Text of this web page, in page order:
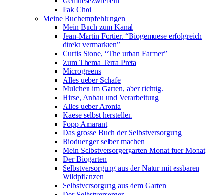
Pak Choi
Meine Buchempfehlungen
Mein Buch zum Kanal
Jean-Martin Fortier. “Biogemuese erfolgreich
direkt vermarkten”
Curtis Stone, “The urban Farmer”
Zum Thema Terra Preta
Microgreens
Alles ueber Schafe
Mulchen im Garten, aber richtig.
Hirse, Anbau und Verarbeitung
Alles ueber Aronia
Kaese selbst herstellen
Popp Amarant
Das grosse Buch der Selbstversorgung
Bioduenger selber machen
Mein Selbstversorgergarten Monat fuer Monat
Der Biogarten
Selbstversorgung aus der Natur mit essbaren
Wildpflanzen
Selbstversorgung aus dem Garten